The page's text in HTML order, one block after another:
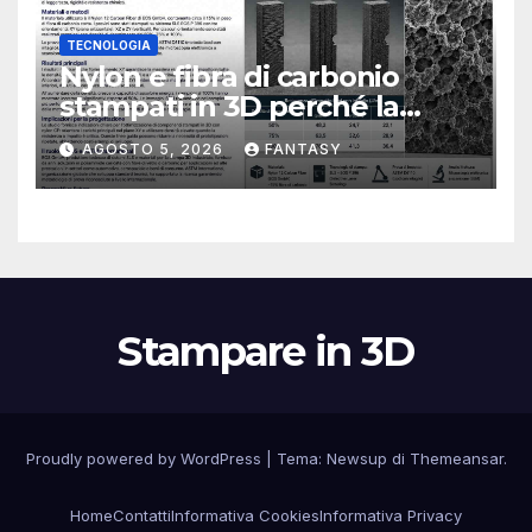
TECNOLOGIA
Nylon e fibra di carbonio
stampati in 3D perché la
resistenza agli urti dipende
dal processo
AGOSTO 5, 2026 FANTASY
Stampare in 3D
Proudly powered by WordPress Tema: Newsup di Themeansar.
HomeContattiInformativa CookiesInformativa Privacy